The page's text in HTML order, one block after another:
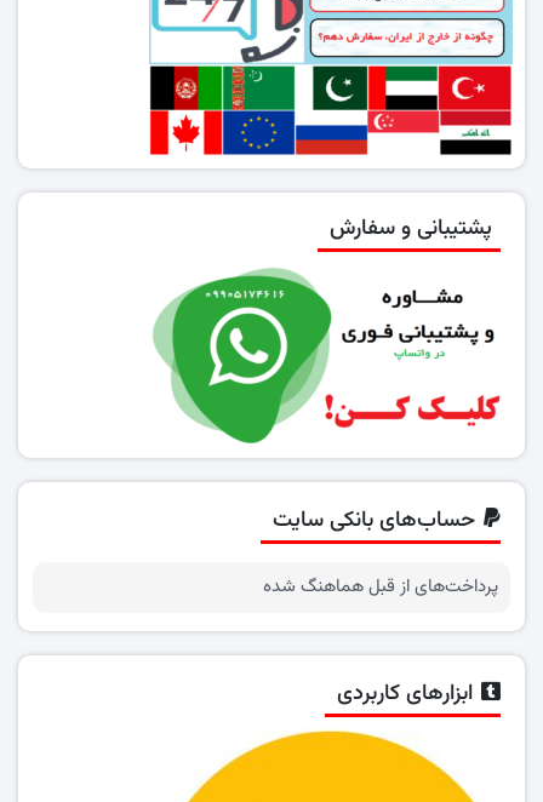
پشتیبانی و سفارش
حساب‌های بانکی سایت
پرداخت‌های از قبل هماهنگ شده
ابزارهای کاربردی